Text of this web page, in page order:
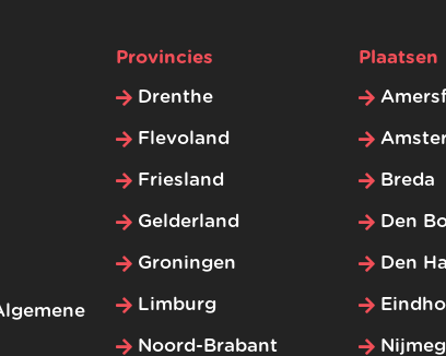
Provincies
Drenthe
Flevoland
Friesland
Gelderland
Groningen
Limburg
Noord-Brabant
Plaatsen
Breda
Den
Den